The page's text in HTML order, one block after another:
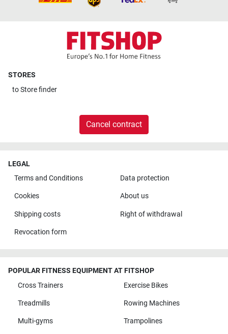
STORES
toStore finder
Cancel contract
LEGAL
Terms and Conditions
Data protection
Cookies About us
Shipping costs Right of withdrawal
Revocation form
POPULAR FITNESS EQUIPMENT AT FITSHOP
Cross Trainers
Exercise Bikes
Treadmills Rowing Machines
Multi-gyms Trampolines